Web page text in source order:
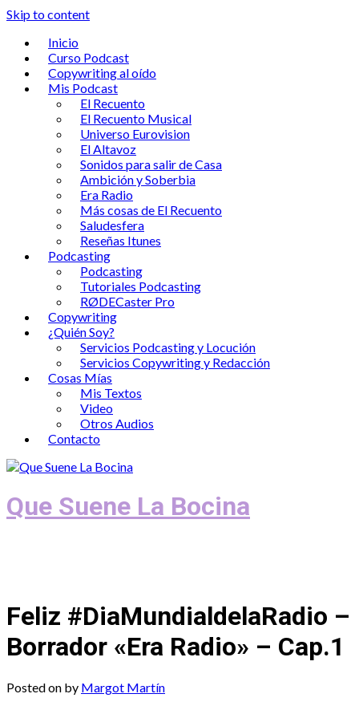
Skip to content
Inicio
Curso Podcast
Copywriting al oído
Mis Podcast
El Recuento
El Recuento Musical
Universo Eurovision
El Altavoz
Sonidos para salir de Casa
Ambición y Soberbia
Era Radio
Más cosas de El Recuento
Saludesfera
Reseñas Itunes
Podcasting
Podcasting
Tutoriales Podcasting
RØDECaster Pro
Copywriting
¿Quién Soy?
Servicios Podcasting y Locución
Servicios Copywriting y Redacción
Cosas Mías
Mis Textos
Video
Otros Audios
Contacto
Que Suene La Bocina
Feliz #DiaMundialdelaRadio –
Borrador «Era Radio» – Cap.1
Posted on by Margot Martín